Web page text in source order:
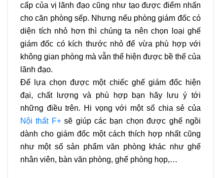
cấp của vị lãnh đạo cũng như tạo được điểm nhấn
cho căn phòng sếp. Nhưng nếu phòng giám đốc có
diện tích nhỏ hơn thì chúng ta nên chọn loại ghế
giám đốc có kích thước nhỏ để vừa phù hợp với
không gian phòng mà vẫn thể hiện được bề thế của
lãnh đạo.
Để lựa chọn được một chiếc ghế giám đốc hiện
đại, chất lượng và phù hợp bạn hãy lưu ý tới
những điều trên. Hi vọng với một số chia sẻ của
Nội thất F+sẽ giúp các bạn chọn được ghế ngồi
dành cho giám đốc một cách thích hợp nhất cũng
như một số sản phẩm văn phòng khác như ghế
nhân viên, bàn văn phòng, ghế phòng họp,…